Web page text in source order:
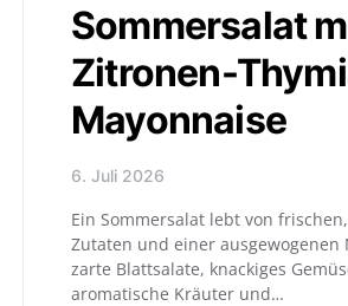
Sommersalat
Zitronen-
Mayonnaise
6. Juli 2026
Ein Sommersalat lebt von
Zutaten und einer ausgewogenen
zarte Blattsalate, knackiges
aromatische Kräuter und…